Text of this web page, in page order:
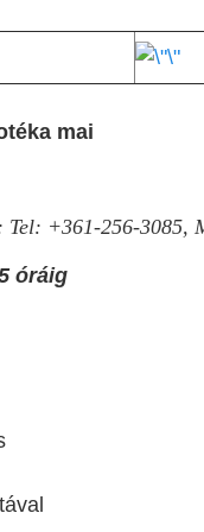
mai
Tel: +361-256-3085,
óráig